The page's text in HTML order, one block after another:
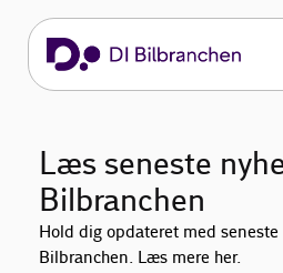
Læs seneste
Bilbranchen
Hold dig opdateret med seneste
Bilbranchen. Læs mere her.